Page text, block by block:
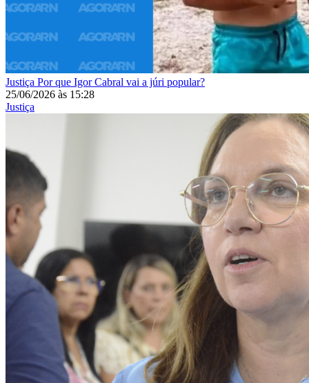
Justiça Por que Igor Cabral vai a júri popular?
25/06/2026 às 15:28
Justiça